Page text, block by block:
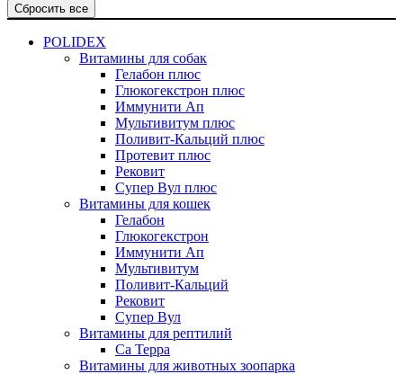
Сбросить все
POLIDEX
Витамины для собак
Гелабон плюс
Глюкогекстрон плюс
Иммунити Ап
Мультивитум плюс
Поливит-Кальций плюс
Протевит плюс
Рековит
Супер Вул плюс
Витамины для кошек
Гелабон
Глюкогекстрон
Иммунити Ап
Мультивитум
Поливит-Кальций
Рековит
Супер Вул
Витамины для рептилий
Са Терра
Витамины для животных зоопарка